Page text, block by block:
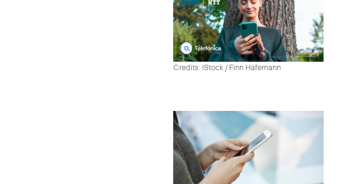
Credits: iStock / Finn Hafemann